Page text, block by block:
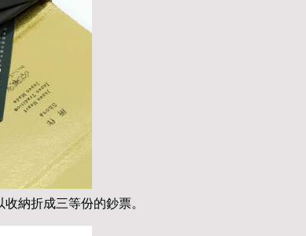
納折成三等份的鈔票。